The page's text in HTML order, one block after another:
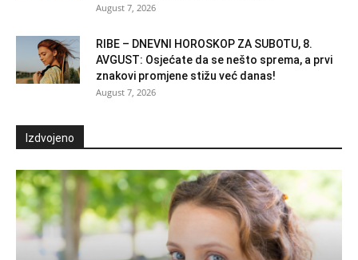
August 7, 2026
RIBE – DNEVNI HOROSKOP ZA SUBOTU, 8.
AVGUST: Osjećate da se nešto sprema, a prvi
znakovi promjene stižu već danas!
August 7, 2026
Izdvojeno